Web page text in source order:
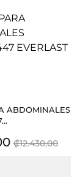
ABDOMINALES
Precio
₡12.430,00